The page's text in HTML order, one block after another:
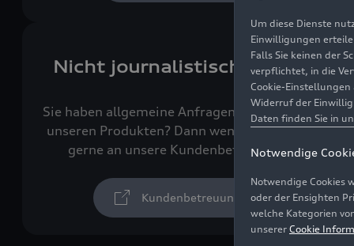
Nicht journalistisch tätig?
Sie haben allgemeine Anfragen zu Audi und
unseren Produkten? Dann wenden Sie sich
gerne an unsere Kundenbetreuung.
Kundenbetreuung
Um diese Dienste
Einwilligungen
Falls Sie keinen der
verpflichtet, in die
Cookie-
Widerruf der
Daten finden Sie in
Notwendige
Notwendige Cookies
oder der Ensighten
welche Kategorien
unserer Cookie